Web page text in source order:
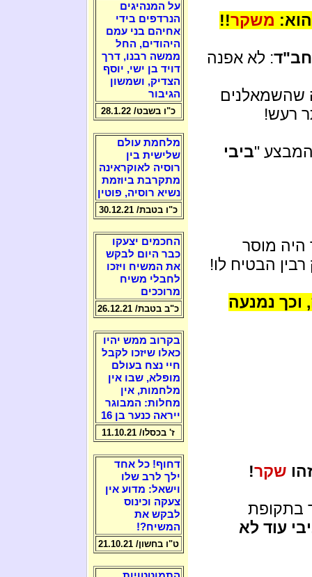
משקר!!
חב"ד: לא אפנה
שהשמאלנים
רעש!
המבצע "ביבי
היה מוסר
הבטיח לו!
וכך נמנעה
שקר!
בתקופת
עוד לא
על המנהיגים
הנרדפים בידי
אחיהם בני עמם
היהודים, החל
ממשה רבנו, דרך
דויד בן ישי, יוסף
הצדיק, ושמשון
הגיבור
כ"ו בשבט/ 28.1.22
מלחמת עולם
שלישית בין
רוסיה לאוקראינה
מתקרבת ביוזמת
נשיא רוסיה, פוטין
כ"ו בטבת/ 30.12.21
החכמים יצעקו
כבר היום לבקש
את המשיח ויזכו
לחבלי משיח
מרוככים
כ"ב בטבת/ 26.12.21
בקרוב ממש יהיו
כאלו שיזכו לקבל
חיי נצח בעולם
מופלא, שבו אין
מלחמות, אין
מחלות: המבוגר
ייראה כנער בן 16
ז' בכסלו/ 11.10.21
דחוף! כל אחד
ילך לרב שלו
וישאל: מדוע אין
צעקה וכינוס
לבקש את
המשיח?!
ט"ו בחשון/ 21.10.21